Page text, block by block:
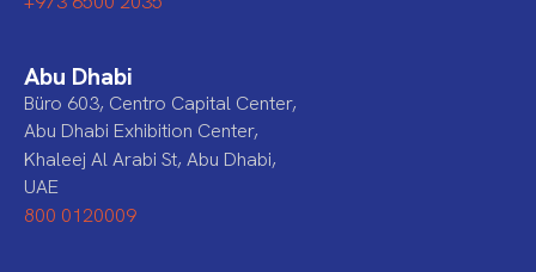
Abu Dhabi
Büro 603, Centro Capital Center,
Abu Dhabi Exhibition Center,
Khaleej Al Arabi St, Abu Dhabi,
UAE
800 0120009